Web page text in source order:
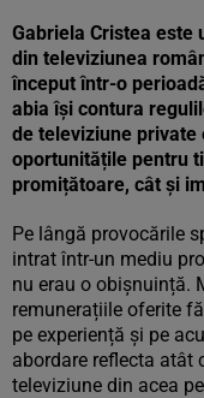
Gabriela Cristea este
din televiziunea
început într-o
abia își contura
de televiziune private
oportunitățile pentru
promițătoare, cât și
Pe lângă provocările
intrat într-un mediu
nu erau o obișnuință.
remunerațiile oferite
pe experiență și pe
abordare reflecta atât
televiziune din acea